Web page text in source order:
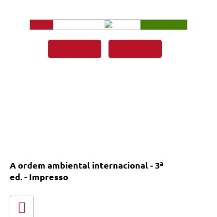
A ordem ambiental internacional - 3ª
ed. - Impresso